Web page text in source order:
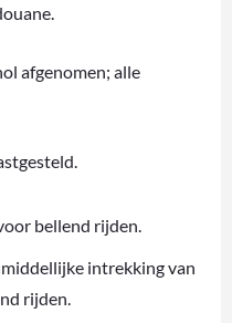
afgenomen; alle
bellend rijden.
intrekking van
rijden.